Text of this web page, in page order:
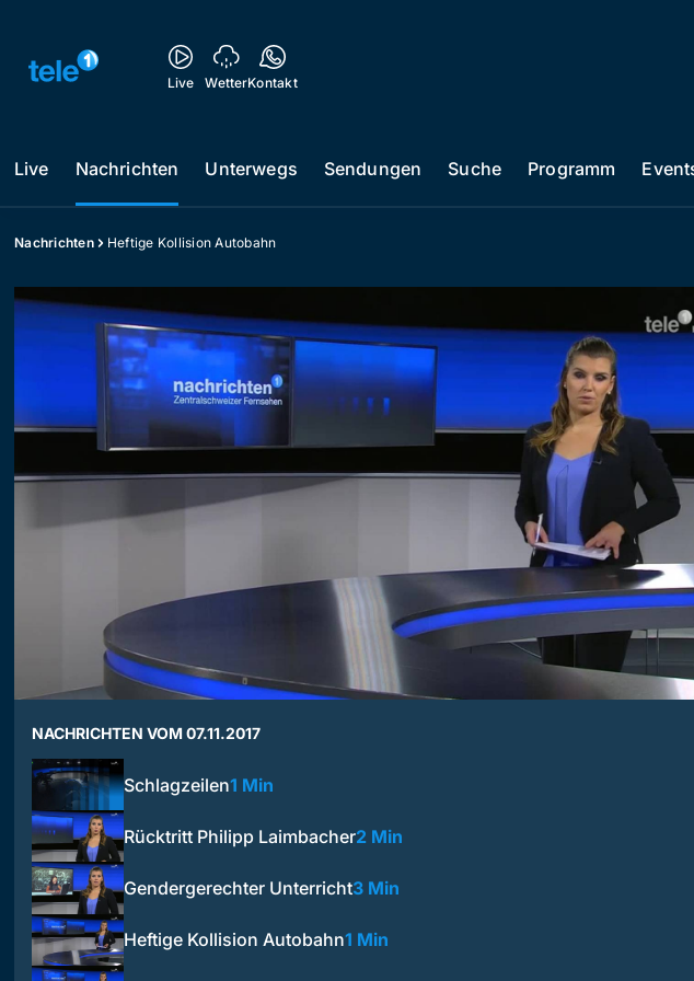
Live WetterKontakt
Live Nachrichten Unterwegs Sendungen Suche Programm
Nachrichten Heftige Kollision Autobahn
NACHRICHTEN VOM 07.11.2017
Schlagzeilen1 Min
Rücktritt Philipp Laimbacher2 Min
Gendergerechter Unterricht3 Min
Heftige Kollision Autobahn1 Min